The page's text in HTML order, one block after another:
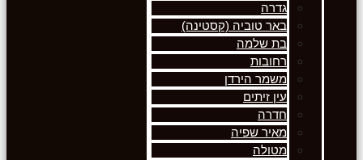
גדרה
באר טוביה (קסטינה)
בת שלמה
רחובות
משמר הירדן
עין זיתים
חדרה
מאיר שפיה
מטולה